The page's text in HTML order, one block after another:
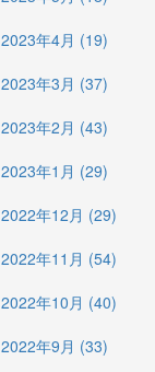
2023年4月 (19)
2023年3月 (37)
2023年2月 (43)
2023年1月 (29)
2022年12月 (29)
2022年11月 (54)
2022年10月 (40)
2022年9月 (33)